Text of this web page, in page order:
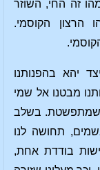
זה החי, השוזר
הרצון הקוסמי.
יהא בהפנותנו
מבטנו אל שמי
שמתפשטת. בשלב
תחושה לנו
בודדת אחת,